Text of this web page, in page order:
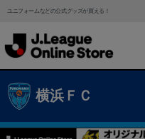
ユニフォームなどの公式グッズが買える！
横浜ＦＣ